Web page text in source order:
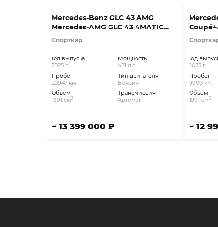
Mercedes-Benz GLC 43 AMG
Mercedes-AMG GLC 43 4MATIC
Coupé …
Спорткар
Год выпуска
2025 г.
Пробег
20947 км.
Объём
1991 см3
Мощность
421 л.с.
Тип двигателя
Бензин
Трансмиссия
Автомат
~ 13 399 000 ₽
Год
2025 г.
Пробег
9900 км.
Объём
1991 см3
~ 12